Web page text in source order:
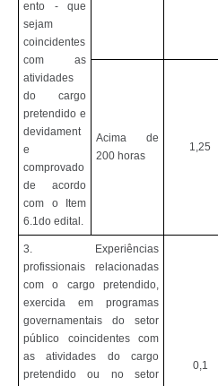
ento - que
sejam
coincidentes
com as
atividades
do cargo
pretendido e
devidament
e
comprovado
de acordo
com o Item
6.1do edital.
Acima de
200 horas
1,25
3. Experiências
profissionais relacionadas
com o cargo pretendido,
exercida em programas
governamentais do setor
público coincidentes com
as atividades do cargo
pretendido ou no setor
0,1